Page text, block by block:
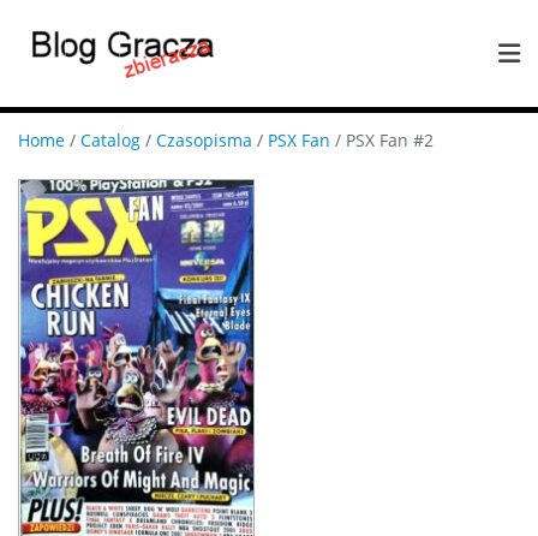
Home / Catalog / Czasopisma / PSX Fan / PSX Fan #2